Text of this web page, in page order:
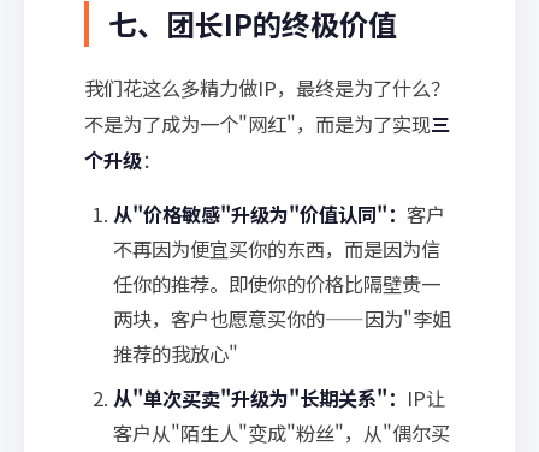
七、团长IP的终极价值
我们花这么多精力做IP，最终是为了什么？
不是为了成为一个"网红"，而是为了实现三
个升级：
从"价格敏感"升级为"价值认同"： 客户
不再因为便宜买你的东西，而是因为信
任你的推荐。即使你的价格比隔壁贵一
两块，客户也愿意买你的——因为"李姐
推荐的我放心"
从"单次买卖"升级为"长期关系"： IP让
客户从"陌生人"变成"粉丝"，从"偶尔买